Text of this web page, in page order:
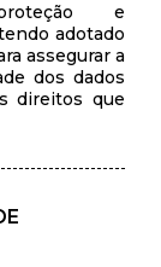
e
adotado
assegurar a
dos dados
direitos que